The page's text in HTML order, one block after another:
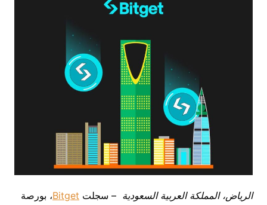
الرياض، المملكة العربية السعودية – سجلت Bitget، بورصة